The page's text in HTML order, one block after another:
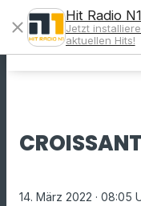
14. März 2022 · 08:05
close
Hit Radio
Jetzt
aktuellen Hits!